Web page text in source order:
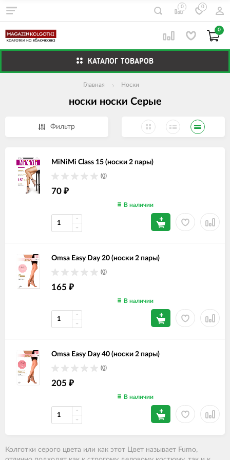
0 0
0
КАТАЛОГ ТОВАРОВ
Главная Носки
носки носки Серые
Фильтр
MiNiMi Class 15 (носки 2 пары)
(0)
70 ₽
В наличии
Omsa Easy Day 20 (носки 2 пары)
(0)
165 ₽
В наличии
Omsa Easy Day 40 (носки 2 пары)
(0)
205 ₽
В наличии
Колготки серого цвета или как этот Цвет называет Fumo,